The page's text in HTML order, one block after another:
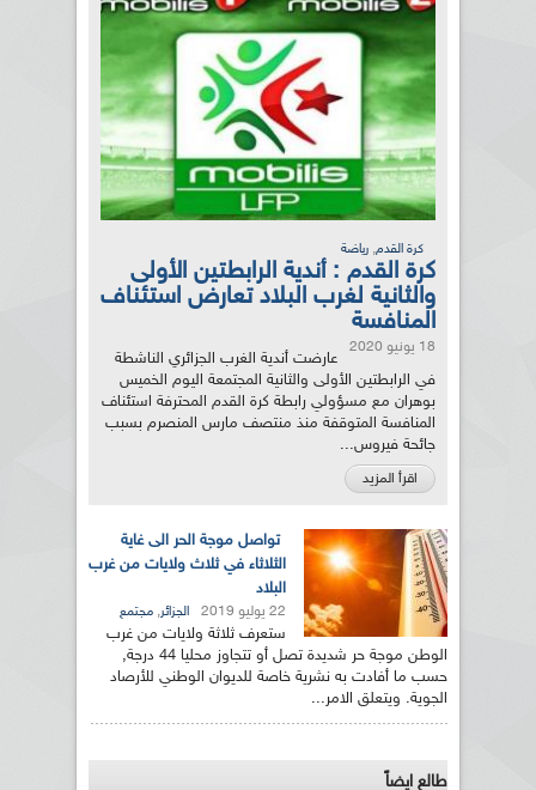
كرة القدم, رياضة
كرة القدم : أندية الرابطتين الأولى
والثانية لغرب البلاد تعارض استئناف
المنافسة
18 يونيو 2020
عارضت أندية الغرب الجزائري الناشطة
في الرابطتين الأولى والثانية المجتمعة اليوم الخميس
بوهران مع مسؤولي رابطة كرة القدم المحترفة استئناف
المنافسة المتوقفة منذ منتصف مارس المنصرم بسبب
جائحة فيروس...
اقرأ المزيد
تواصل موجة الحر الى غاية
الثلاثاء في ثلاث ولايات من غرب
البلاد
22 يوليو 2019 الجزائر, مجتمع
ستعرف ثلاثة ولايات من غرب
الوطن موجة حر شديدة تصل أو تتجاوز محليا 44 درجة,
حسب ما أفادت به نشرية خاصة للديوان الوطني للأرصاد
الجوية. ويتعلق الامر...
طالع ايضاً